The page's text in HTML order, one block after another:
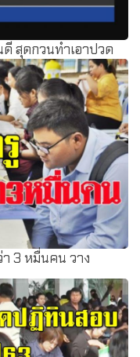
ดี สุดกวนทำเอาปวด
3 หมื่นคน วาง